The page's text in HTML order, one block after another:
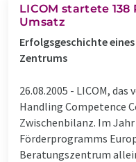
LICOM startete 138
Umsatz
Erfolgsgeschichte
Zentrums
26.08.2005 - LICOM, das
Handling Competence
Zwischenbilanz. Im Jahr
Förderprogramms
Beratungszentrum